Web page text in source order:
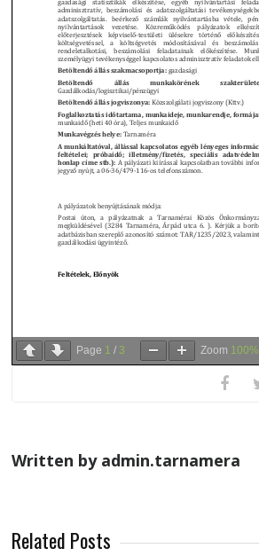
Page 1 / 3 Zoom 100%
Written by admin.tarnamera
Related Posts